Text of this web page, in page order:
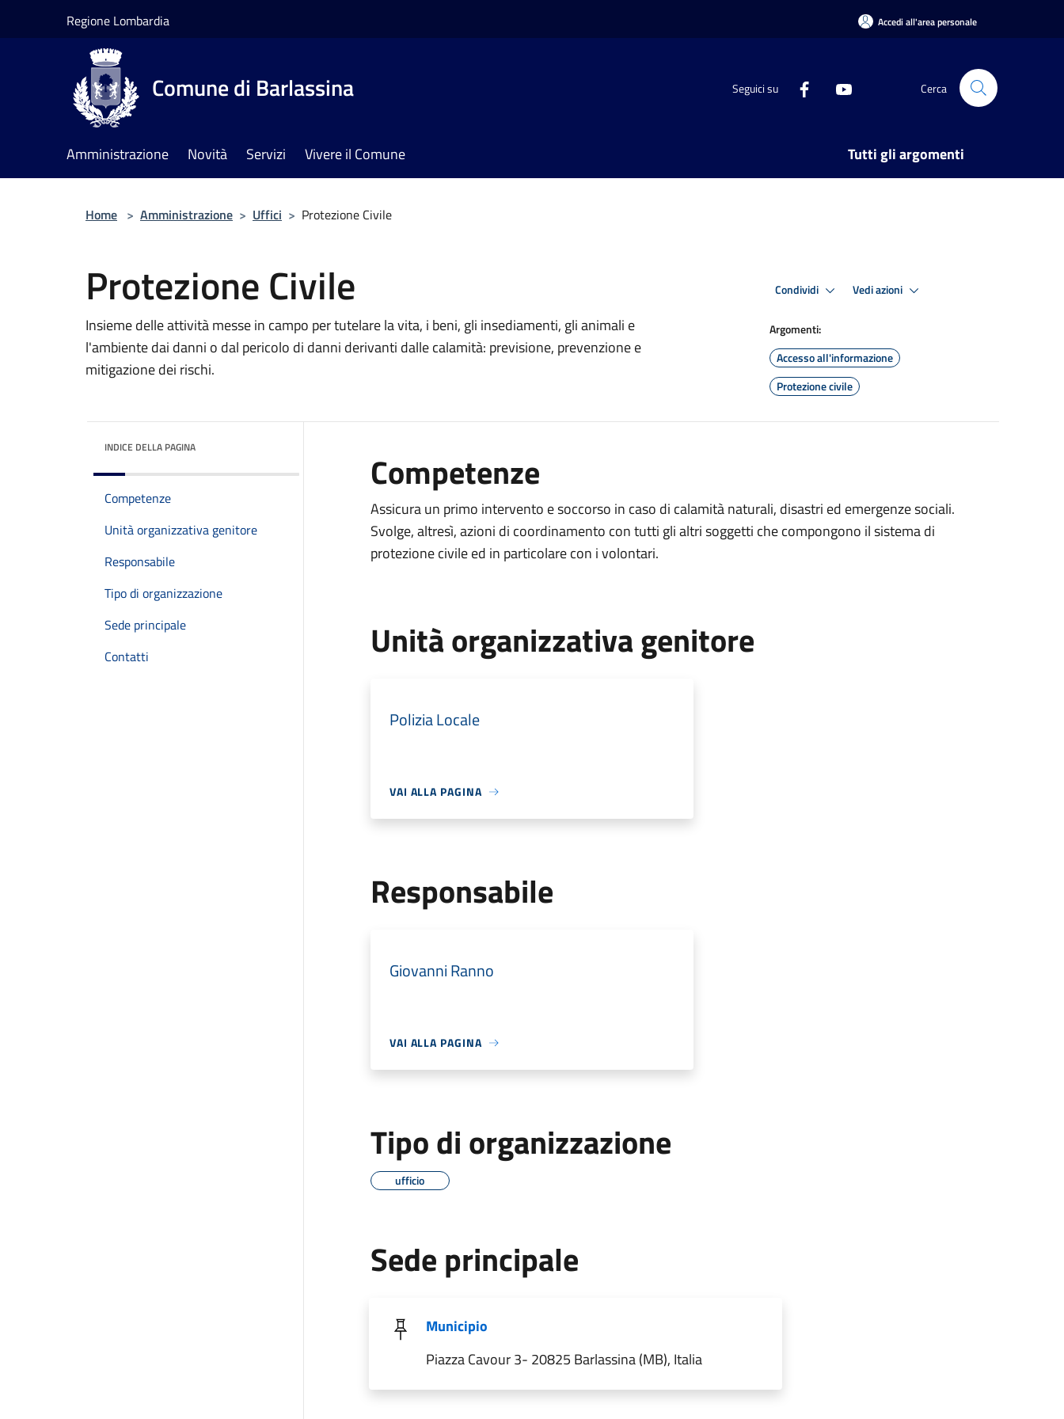
Regione Lombardia Accedi all'area personale
Comune di Barlassina Seguici su Cerca
Amministrazione Novità Servizi Vivere il Comune Tutti gli argomenti
Home > Amministrazione > Uffici > Protezione Civile
Protezione Civile
Insieme delle attività messe in campo per tutelare la vita, i beni, gli insediamenti, gli animali e
l'ambiente dai danni o dal pericolo di danni derivanti dalle calamità: previsione, prevenzione e
mitigazione dei rischi.
Condividi Vedi azioni
Argomenti:
Accesso all'informazione
Protezione civile
INDICE DELLA PAGINA
Competenze
Unità organizzativa genitore
Responsabile
Tipo di organizzazione
Sede principale
Contatti
Competenze
Assicura un primo intervento e soccorso in caso di calamità naturali, disastri ed emergenze sociali.
Svolge, altresì, azioni di coordinamento con tutti gli altri soggetti che compongono il sistema di
protezione civile ed in particolare con i volontari.
Unità organizzativa genitore
Polizia Locale
VAI ALLA PAGINA
Responsabile
Giovanni Ranno
VAI ALLA PAGINA
Tipo di organizzazione
ufficio
Sede principale
Municipio
Piazza Cavour 3- 20825 Barlassina (MB), Italia